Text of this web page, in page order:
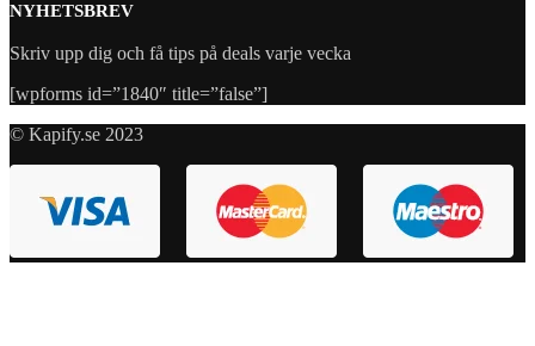
NYHETSBREV
Skriv upp dig och få tips på deals varje vecka
[wpforms id=”1840″ title=”false”]
© Kapify.se 2023